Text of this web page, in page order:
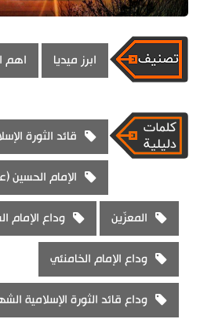
ابرز ميديا اهم
قائد الثورة
الإمام الحسين
المعزّين وداع الإمام
وداع الإمام الخامنئي
وداع قائد الثورة الإسلامية